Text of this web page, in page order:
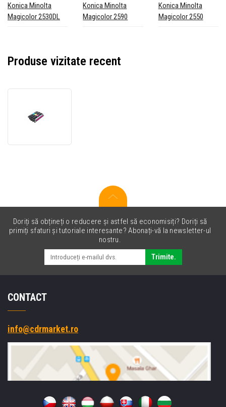
Konica Minolta
Magicolor 2530DL
Konica Minolta
Magicolor 2590
Konica Minolta
Magicolor 2550
Produse vizitate recent
(cyan/magenta/yellow)
Doriți să obțineți o reducere și astfel să economisiți? Doriți să
primiți sfaturi și tutoriale interesante? Abonați-vă la newsletter-ul
nostru.
Trimite.
CONTACT
info@cdrmarket.ro